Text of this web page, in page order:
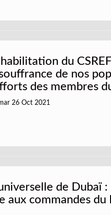
du
de nos
des membres
26 Oct 2021
de Dubaï
aux commandes du